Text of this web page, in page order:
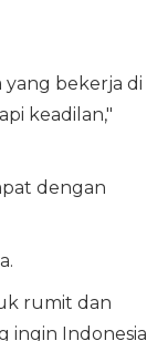
bekerja di
keadilan,"
dengan
rumit dan
ingin Indonesia